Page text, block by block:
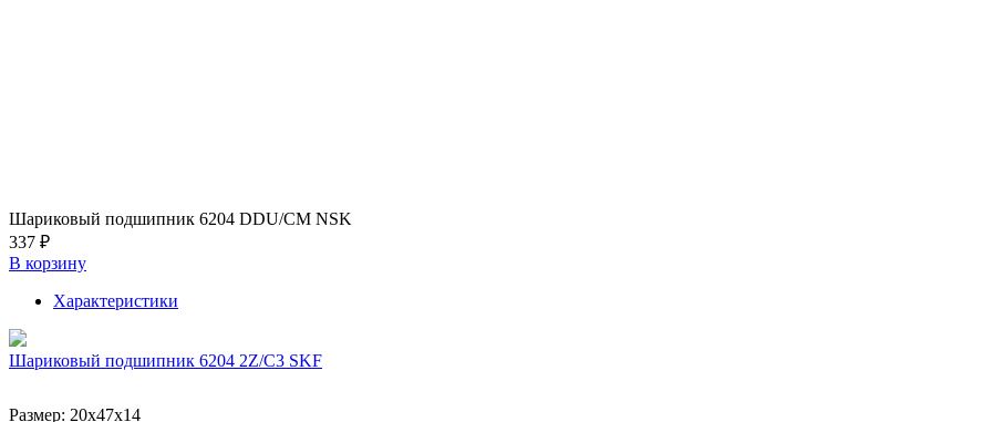
Шариковый подшипник 6204 DDU/CM NSK
337 ₽
В корзину
Характеристики
Шариковый подшипник 6204 2Z/C3 SKF
Размер: 20x47x14